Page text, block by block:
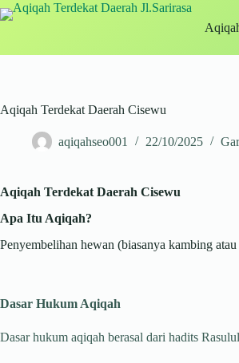
Skip
to
Aqiqah Terdekat Daerah Cisewu
aqiqahseo001 22/10/2025
Aqiqah Terdekat Daerah Cisewu
Apa Itu Aqiqah?
Penyembelihan hewan (biasanya kambing
Dasar Hukum Aqiqah
Dasar hukum aqiqah berasal dari hadits